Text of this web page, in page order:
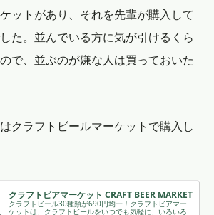
ットがあり、それを先輩が購入して
た。並んでいる方に気が引けるくら
で、並ぶのが嫌な人は買っておいた
クラフトビールマーケットで購入し
クラフトビアマーケット CRAFT BEER MARKET
クラフトビール30種類が690円均一！クラフトビアマー
ケットは、クラフトビールをいつでも気軽に、いろいろ